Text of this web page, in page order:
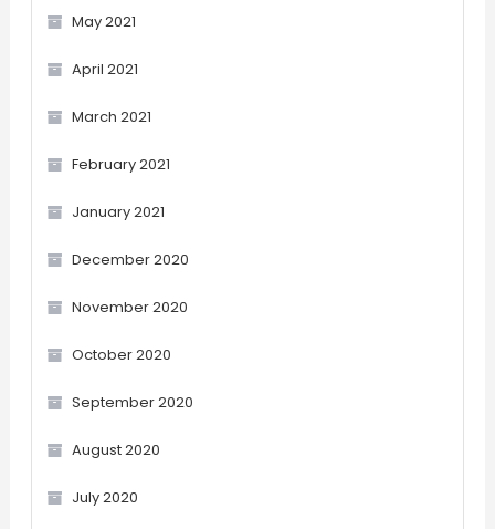
May 2021
April 2021
March 2021
February 2021
January 2021
December 2020
November 2020
October 2020
September 2020
August 2020
July 2020